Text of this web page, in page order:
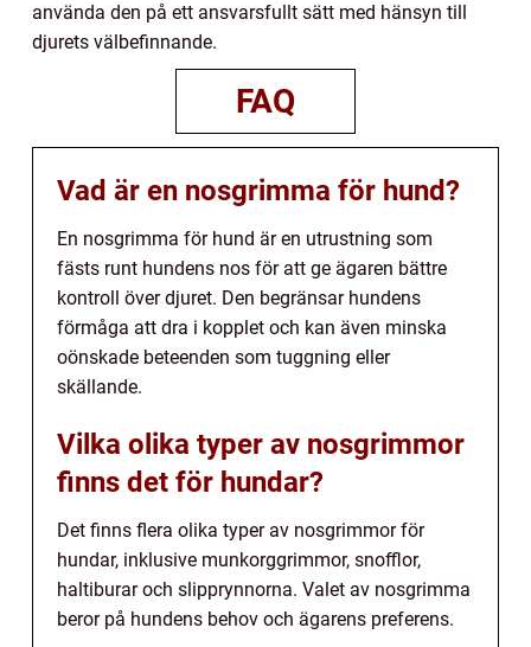
använda den på ett ansvarsfullt sätt med hänsyn till
djurets välbefinnande.
FAQ
Vad är en nosgrimma för hund?
En nosgrimma för hund är en utrustning som
fästs runt hundens nos för att ge ägaren bättre
kontroll över djuret. Den begränsar hundens
förmåga att dra i kopplet och kan även minska
oönskade beteenden som tuggning eller
skällande.
Vilka olika typer av nosgrimmor
finns det för hundar?
Det finns flera olika typer av nosgrimmor för
hundar, inklusive munkorggrimmor, snofflor,
haltiburar och slipprynnorna. Valet av nosgrimma
beror på hundens behov och ägarens preferens.